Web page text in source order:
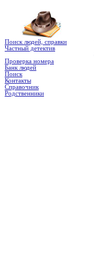
Поиск людей, справки
Частный детектив
Проверка номера
Банк людей
Поиск
Контакты
Справочник
Родственники